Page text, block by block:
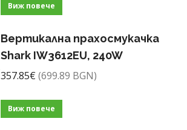
Виж повече
Вертикална прахосмукачка
Shark IW3612EU, 240W
357.85€ (699.89 BGN)
Виж повече